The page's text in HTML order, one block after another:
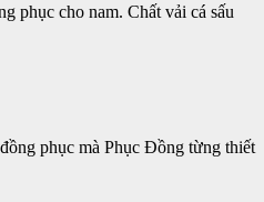
phục cho nam. Chất vải cá sấu
phục mà Phục Đồng từng thiết